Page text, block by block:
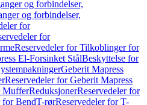
og forbindelser,
og forbindelser,
for
for
Reservedeler for Tilkoblinger for
El-Forsinket StålBeskyttelse for
Geberit Mapress
Reservedeler for Geberit Mapress
MufferReduksjonerReservedeler for
for BendT-rørReservedeler for T-